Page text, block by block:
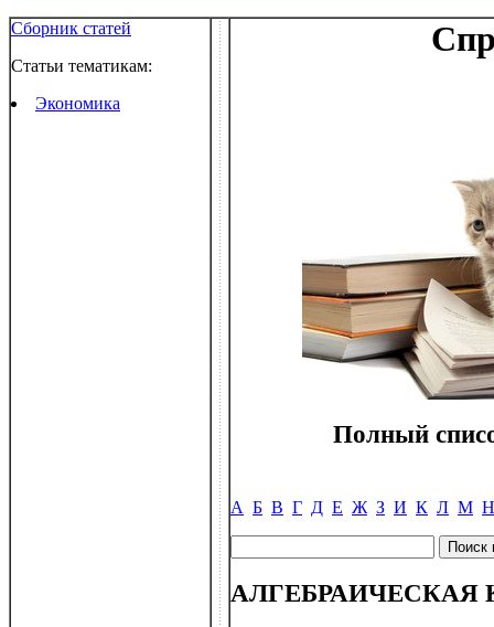
Сборник статей
Статьи тематикам:
Экономика
Полный
А Б В Г Д Е Ж З И К Л М Н
АЛГЕБРАИЧЕСКАЯ